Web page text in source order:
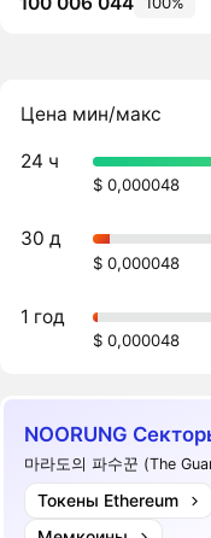
Цена мин/макс
24 ч
$ 0,000048
30 д
$ 0,000048
1 год
$ 0,000048
NOORUNG
마라도의 파수꾼 (The
Токены Ethereum